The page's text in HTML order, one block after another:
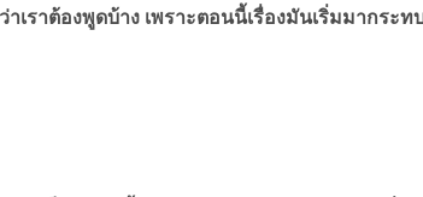
าเราต้องพูดบ้าง เพราะตอนนี้เรื่องมันเริ่มมากระท